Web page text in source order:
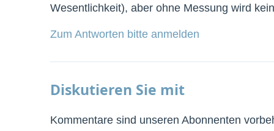
Wesentlichkeit), aber ohne Messung wird
Zum Antworten bitte anmelden
Diskutieren Sie mit
Kommentare sind unseren Abonnenten